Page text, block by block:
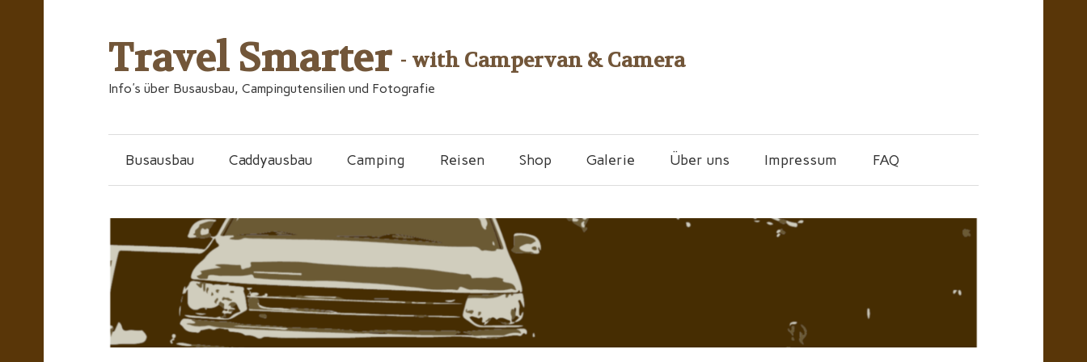
Travel Smarter - with Campervan & Camera
Info's über Busausbau, Campingutensilien und Fotografie
Busausbau Caddyausbau Camping Reisen Shop Galerie Über uns Impressum FAQ